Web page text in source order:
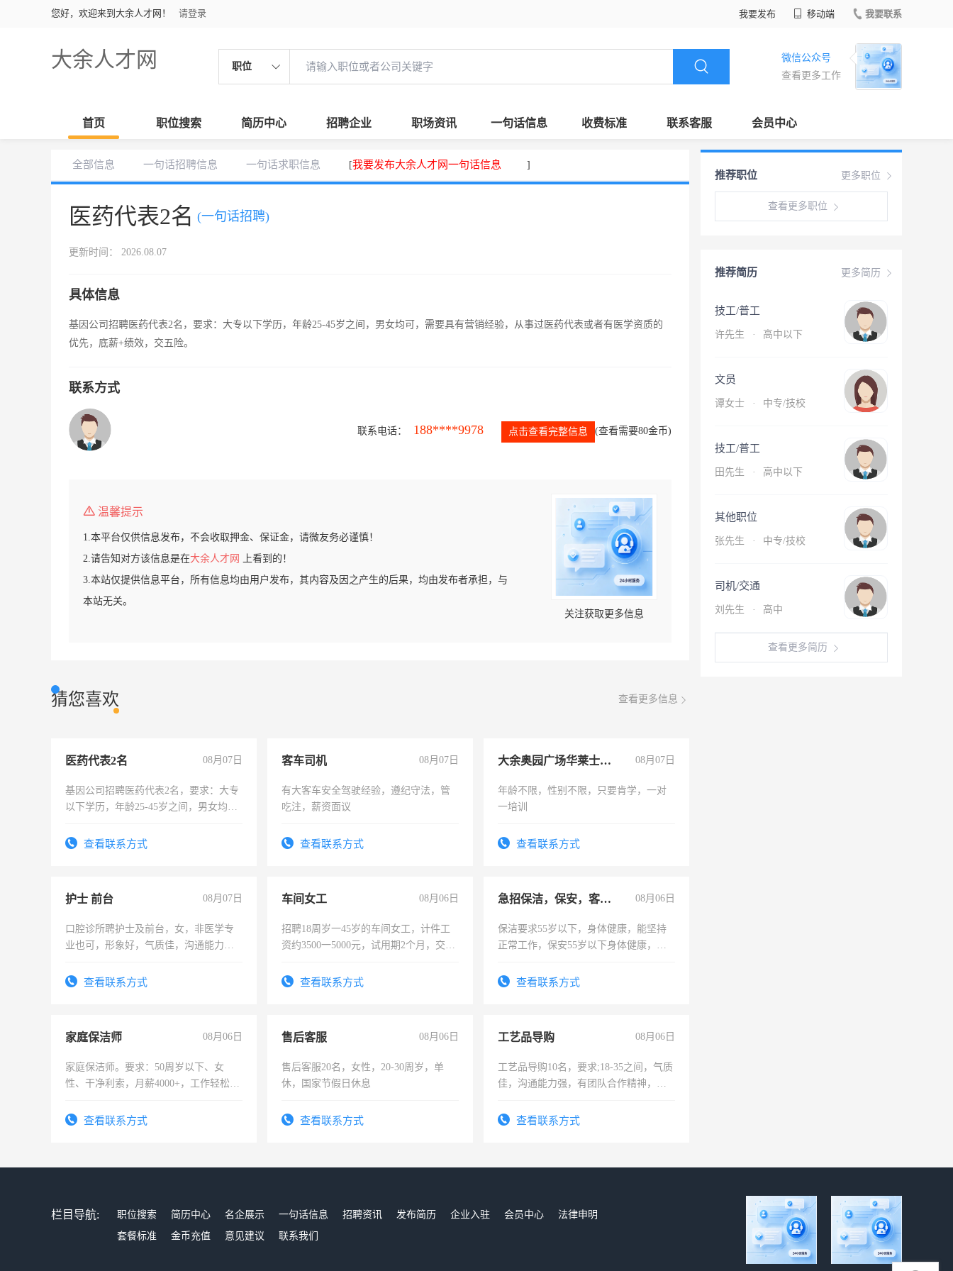
您好，欢迎来到大余人才网！ 请登录 我要发布 移动端 我要联系
大余人才网 职位
微信公众号
查看更多工作
首页 职位搜索 简历中心 招聘企业 职场资讯 一句话信息 收费标准 联系客服 会员中心
全部信息 一句话招聘信息 一句话求职信息 [我要发布大余人才网一句话信息 ]
医药代表2名 (一句话招聘)
更新时间： 2026.08.07
具体信息
基因公司招聘医药代表2名，要求：大专以下学历，年龄25-45岁之间，男女均可，需要具有营销经验，从事过医药代表或者有医学资质的
优先，底薪+绩效，交五险。
联系方式
联系电话： 188****9978 点击查看完整信息 (查看需要80金币)
温馨提示
1.本平台仅供信息发布，不会收取押金、保证金，请微友务必谨慎！
2.请告知对方该信息是在大余人才网
上看到的！
3.本站仅提供信息平台，所有信息均由用户发布，其内容及因之产生的后果，均由发布者承担，与
本站无关。
关注获取更多信息
猜您喜欢 查看更多信息
医药代表2名 08月07日
基因公司招聘医药代表2名，要求：大专
以下学历，年龄25-45岁之间，男女均
表或者有医学资质的优先，底薪+绩效，
查看联系方式
客车司机 08月07日
有大客车安全驾驶经验，遵纪守法，管
吃注，薪资面议
查看联系方式
大余奥园广场华莱士招聘店员5名 08月07日
年龄不限，性别不限，只要肯学，一对
一培训
查看联系方式
护士 前台 08月07日
口腔诊所聘护士及前台，女，非医学专
业也可，形象好，气质佳，沟通能力
查看联系方式
车间女工 08月06日
招聘18周岁一45岁的车间女工，计件工
资约3500一5000元，试用期2个月，交五
查看联系方式
急招保洁，保安，客服，工程 08月06日
保洁要求55岁以下，身体健康，能坚持
正常工作，保安55岁以下身体健康，有
录，客服要求45岁以下高中以上文化，
查看联系方式
家庭保洁师 08月06日
家庭保洁师。要求：50周岁以下、女
性、干净利索，月薪4000+，工作轻松，
太太等。查看联系方式
售后客服 08月06日
售后客服20名，女性，20-30周岁，单
休，国家节假日休息
查看联系方式
工艺品导购 08月06日
工艺品导购10名，要求;18-35之间，气质
佳，沟通能力强，有团队合作精神，有
查看联系方式
更多职位
推荐职位
查看更多职位
更多简历
推荐简历
技工/普工
许先生 · 高中以下
文员
谭女士 · 中专/技校
技工/普工
田先生 · 高中以下
其他职位
张先生 · 中专/技校
司机/交通
刘先生 · 高中
查看更多简历
栏目导航: 职位搜索 简历中心 名企展示 一句话信息 招聘资讯 发布简历 企业入驻 会员中心
法律申明
套餐标准
金币充值 意见建议 联系我们